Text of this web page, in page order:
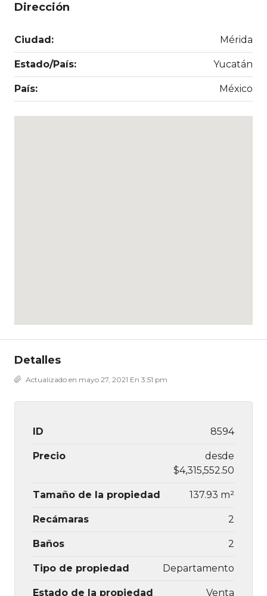
Dirección
Ciudad: Mérida
Estado/País: Yucatán
País: México
Detalles
Actualizado en mayo 27, 2021 En 3:51 pm
ID 8594
Precio
desde
$4,315,552.50
Tamaño de la propiedad 137.93 m²
Recámaras 2
Baños 2
Tipo de propiedad Departamento
Estado de la propiedad Venta